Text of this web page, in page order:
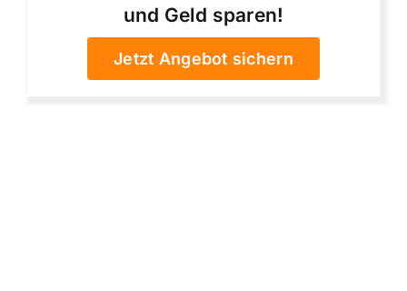
und Geld sparen!
Jetzt Angebot sichern